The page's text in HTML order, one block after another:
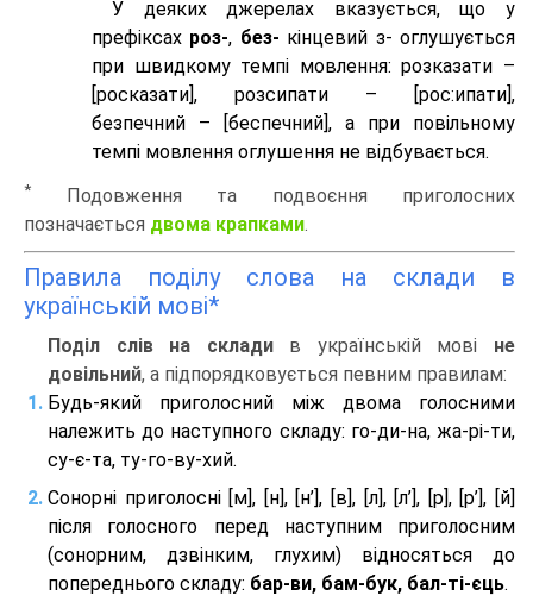
У деяких джерелах вказується, що у
префіксах роз-, без- кінцевий з- оглушується
при швидкому темпі мовлення: розказати –
[росказати], розсипати – [роc:ипати],
безпечний – [беспечний], а при повільному
темпі мовлення оглушення не відбувається.
*
Подовження та подвоєння приголосних
позначається двома крапками.
Правила поділу слова на склади в
українській мові*
Поділ слів на складив українській мові не
довільний, а підпорядковується певним правилам:
Будь-який приголосний між двома голосними
належить до наступного складу: го-ди-на, жа-рі-ти,
су-є-та, ту-го-ву-хий.
Сонорні приголосні [м], [н], [н’], [в], [л], [л’], [р], [р’], [й]
після голосного перед наступним приголосним
(сонорним, дзвінким, глухим) відносяться до
попереднього складу: бар-ви, бам-бук, бал-ті-єць.